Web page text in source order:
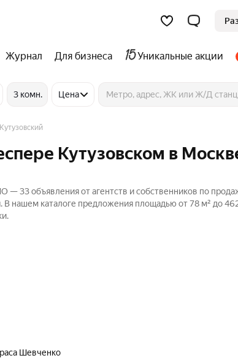
Журнал Для бизнеса Уникальные акции
3 комн. Цена
Кутузовском в
33 объявления от агентств и собственников по
нашем каталоге предложения площадью от 78 м² до
Шевченко